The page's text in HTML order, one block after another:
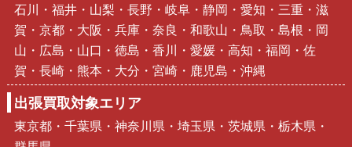
石川・福井・山梨・長野・岐阜・静岡・愛知・三重・滋
賀・京都・大阪・兵庫・奈良・和歌山・鳥取・島根・岡
山・広島・山口・徳島・香川・愛媛・高知・福岡・佐
賀・長崎・熊本・大分・宮崎・鹿児島・沖縄
出張買取対象エリア
東京都・千葉県・神奈川県・埼玉県・茨城県・栃木県・